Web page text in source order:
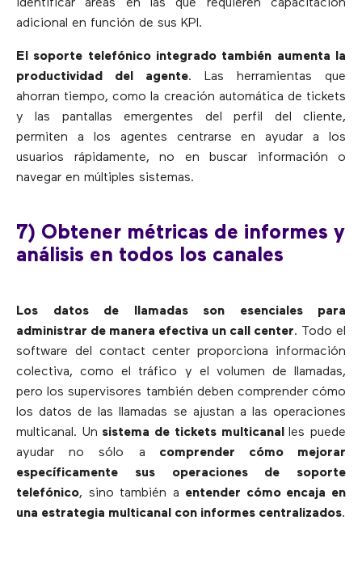
identificar áreas en las que requieren capacitación
adicional en función de sus KPI.
El soporte telefónico integrado también aumenta la
productividad del agente. Las herramientas que
ahorran tiempo, como la creación automática de tickets
y las pantallas emergentes del perfil del cliente,
permiten a los agentes centrarse en ayudar a los
usuarios rápidamente, no en buscar información o
navegar en múltiples sistemas.
7) Obtener métricas de informes y
análisis en todos los canales
Los datos de llamadas son esenciales para
administrar de manera efectiva un call center. Todo el
software del contact center proporciona información
colectiva, como el tráfico y el volumen de llamadas,
pero los supervisores también deben comprender cómo
los datos de las llamadas se ajustan a las operaciones
multicanal. Un sistema de tickets multicanal
les puede
ayudar no sólo a comprender cómo mejorar
específicamente sus operaciones de soporte
telefónico, sino también a entender cómo encaja en
una estrategia multicanal con informes centralizados.